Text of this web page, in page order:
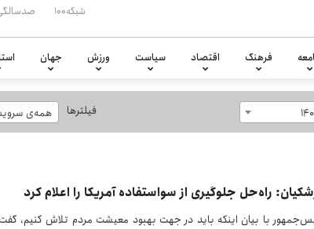
شبکه۱۰۰
فرهنگ اقتصاد سیاست ورزش جهان
فیلترها همه‌ی
راه‌حل جلوگیری از سواستفاده آمریکا را اعلام کرد
با بیان اینکه باید در جهت بهبود معیشت مردم تلاش کنیم،